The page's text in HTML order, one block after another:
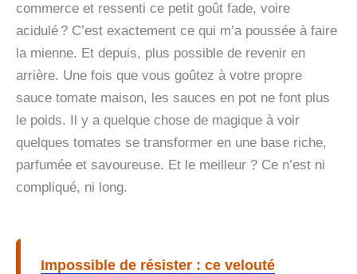
commerce et ressenti ce petit goût fade, voire
acidulé ? C’est exactement ce qui m’a poussée à faire
la mienne. Et depuis, plus possible de revenir en
arrière. Une fois que vous goûtez à votre propre
sauce tomate maison, les sauces en pot ne font plus
le poids. Il y a quelque chose de magique à voir
quelques tomates se transformer en une base riche,
parfumée et savoureuse. Et le meilleur ? Ce n’est ni
compliqué, ni long.
Impossible de résister : ce velouté